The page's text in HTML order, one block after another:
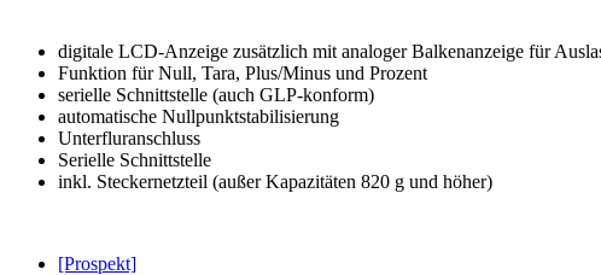
digitale LCD-Anzeige zusätzlich mit analoger Balkenanzeige für
Funktion für Null, Tara, Plus/Minus und Prozent
serielle Schnittstelle (auch GLP-konform)
automatische Nullpunktstabilisierung
Unterfluranschluss
Serielle Schnittstelle
inkl. Steckernetzteil (außer Kapazitäten 820 g und höher)
[Prospekt]